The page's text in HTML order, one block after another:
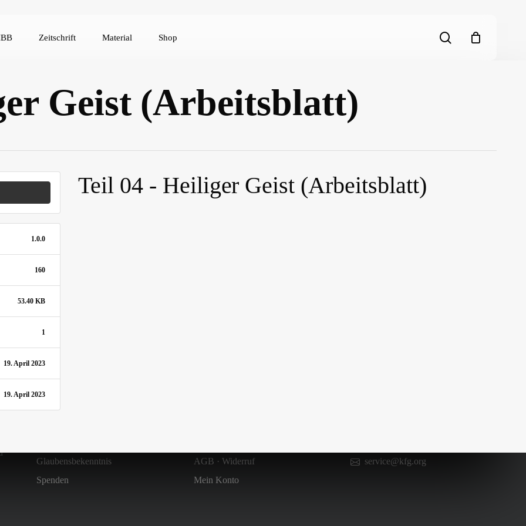
Zeitschrift Material Shop search
Geist (Arbeitsblatt)
1.0.0
160
53.40 KB
1
19. April 2023
19. April 2023
Teil 04 - Heiliger Geist (Arbeitsblatt)
Über uns
Glaubensbekenntnis
Spenden
AGB · Widerruf
Mein Konto
service@kfg.org